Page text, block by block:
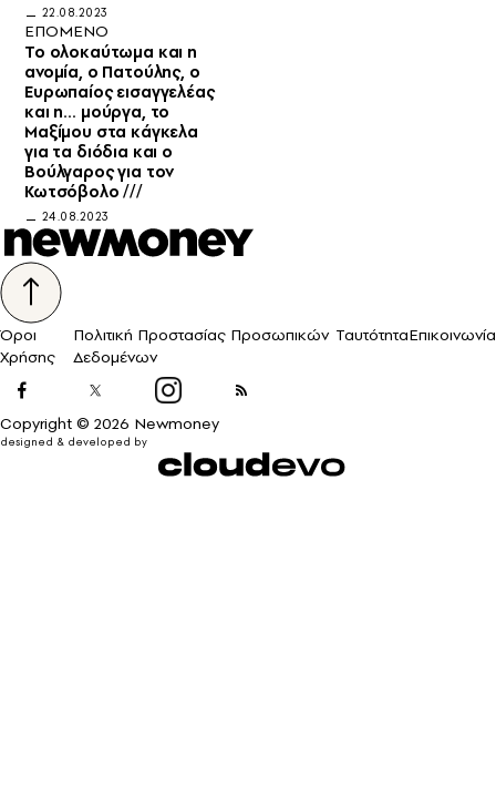
22.08.2023
ΕΠΟΜΕΝΟ
Το ολοκαύτωμα και η
ανομία, ο Πατούλης, ο
Ευρωπαίος εισαγγελέας
και η… μούργα, το
Μαξίμου στα κάγκελα
για τα διόδια και ο
Βούλγαρος για τον
Κωτσόβολο ///
24.08.2023
Όροι
Χρήσης
Πολιτική Προστασίας Προσωπικών
Δεδομένων
ΤαυτότηταΕπικοινωνία
Copyright © 2026 Newmoney
designed & developed by